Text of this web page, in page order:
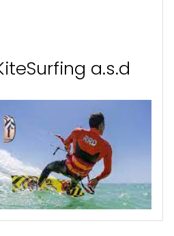
a.s.d